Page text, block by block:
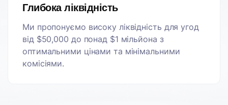
Глибока ліквідність
Ми пропонуємо високу ліквідність для угод
від $50,000 до понад $1 мільйона з
оптимальними цінами та мінімальними
комісіями.